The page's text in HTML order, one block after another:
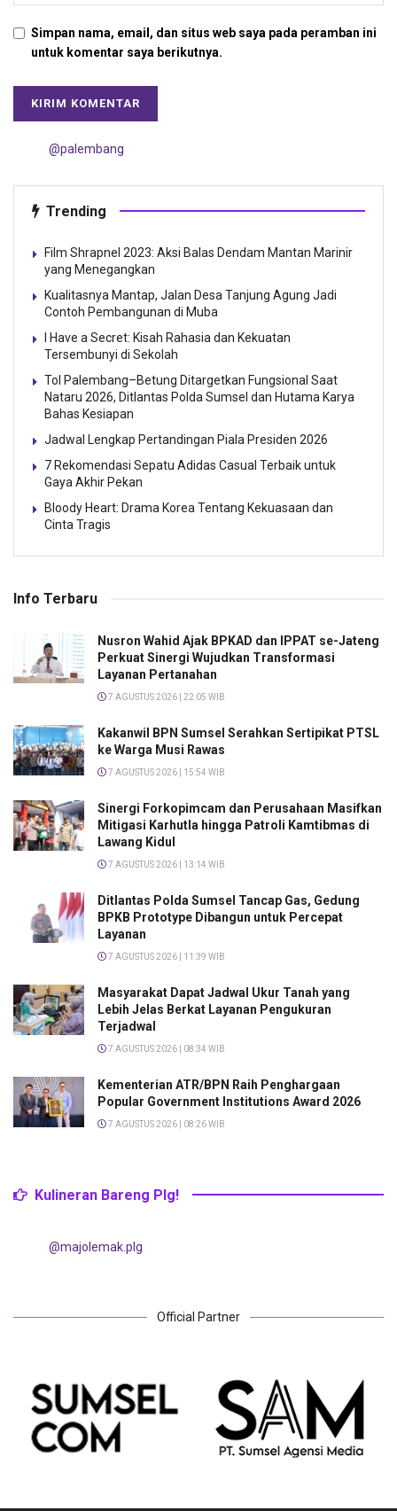
Simpan nama, email, dan situs web saya pada peramban ini
untuk komentar saya berikutnya.
@palembang
Trending
Film Shrapnel 2023: Aksi Balas Dendam Mantan Marinir
yang Menegangkan
Kualitasnya Mantap, Jalan Desa Tanjung Agung Jadi
Contoh Pembangunan di Muba
I Have a Secret: Kisah Rahasia dan Kekuatan
Tersembunyi di Sekolah
Tol Palembang–Betung Ditargetkan Fungsional Saat
Nataru 2026, Ditlantas Polda Sumsel dan Hutama Karya
Bahas Kesiapan
Jadwal Lengkap Pertandingan Piala Presiden 2026
7 Rekomendasi Sepatu Adidas Casual Terbaik untuk
Gaya Akhir Pekan
Bloody Heart: Drama Korea Tentang Kekuasaan dan
Cinta Tragis
Info Terbaru
Nusron Wahid Ajak BPKAD dan IPPAT se-Jateng
Perkuat Sinergi Wujudkan Transformasi
Layanan Pertanahan
7 AGUSTUS 2026 | 22:05 WIB
Kakanwil BPN Sumsel Serahkan Sertipikat PTSL
ke Warga Musi Rawas
7 AGUSTUS 2026 | 15:54 WIB
Sinergi Forkopimcam dan Perusahaan Masifkan
Mitigasi Karhutla hingga Patroli Kamtibmas di
Lawang Kidul
7 AGUSTUS 2026 | 13:14 WIB
Ditlantas Polda Sumsel Tancap Gas, Gedung
BPKB Prototype Dibangun untuk Percepat
Layanan
7 AGUSTUS 2026 | 11:39 WIB
Masyarakat Dapat Jadwal Ukur Tanah yang
Lebih Jelas Berkat Layanan Pengukuran
Terjadwal
7 AGUSTUS 2026 | 08:34 WIB
Kementerian ATR/BPN Raih Penghargaan
Popular Government Institutions Award 2026
7 AGUSTUS 2026 | 08:26 WIB
Kulineran Bareng Plg!
@majolemak.plg
Official Partner